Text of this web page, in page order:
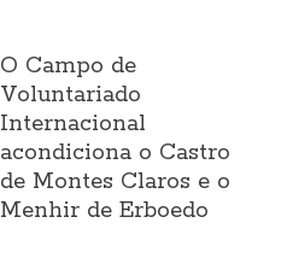
O Campo de
Voluntariado
Internacional
acondiciona o Castro
de Montes Claros e o
Menhir de Erboedo